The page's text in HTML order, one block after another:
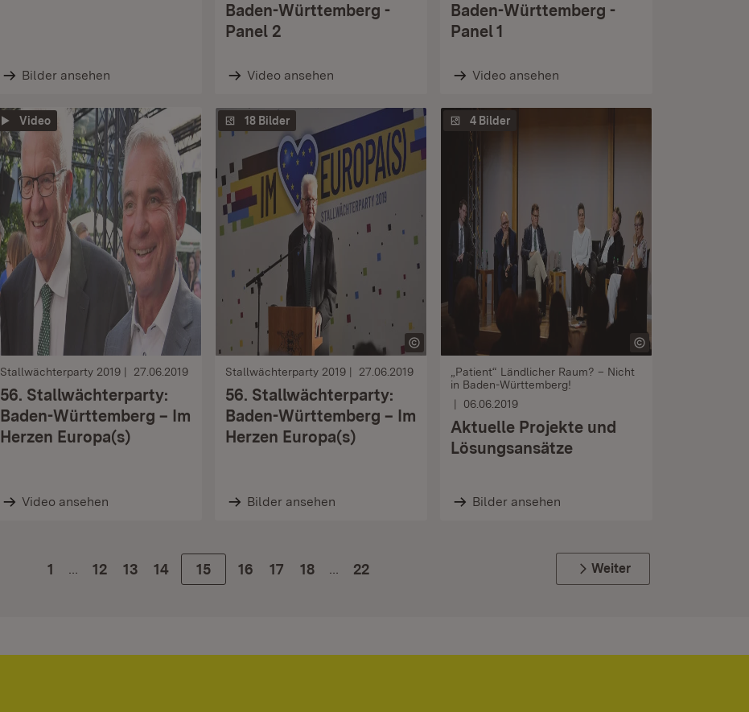
Bilder ansehen
Baden-Württemberg -
Panel 2
Video ansehen
Baden-Württemberg -
Panel 1
Video ansehen
Video
Stallwächterparty 2019 27.06.2019
56. Stallwächterparty:
Baden-Württemberg – Im
Herzen Europa(s)
Video ansehen
18 Bilder
Stallwächterparty 2019 27.06.2019
56. Stallwächterparty:
Baden-Württemberg – Im
Herzen Europa(s)
Bilder ansehen
4 Bilder
„Patient“ Ländlicher Raum? – Nicht
in Baden-Württemberg!
06.06.2019
Aktuelle Projekte und
Lösungsansätze
Bilder ansehen
1 Zur Seite
12 Zur Seite
13 Zur Seite
14 Zur Seite
15 Zur Seite
16 Zur Seite
17 Zur Seite
18 22 Weiter